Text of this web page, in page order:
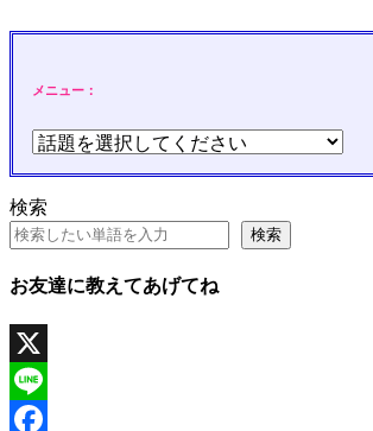
メニュー：
検索
検索
お友達に教えてあげてね
X
Line